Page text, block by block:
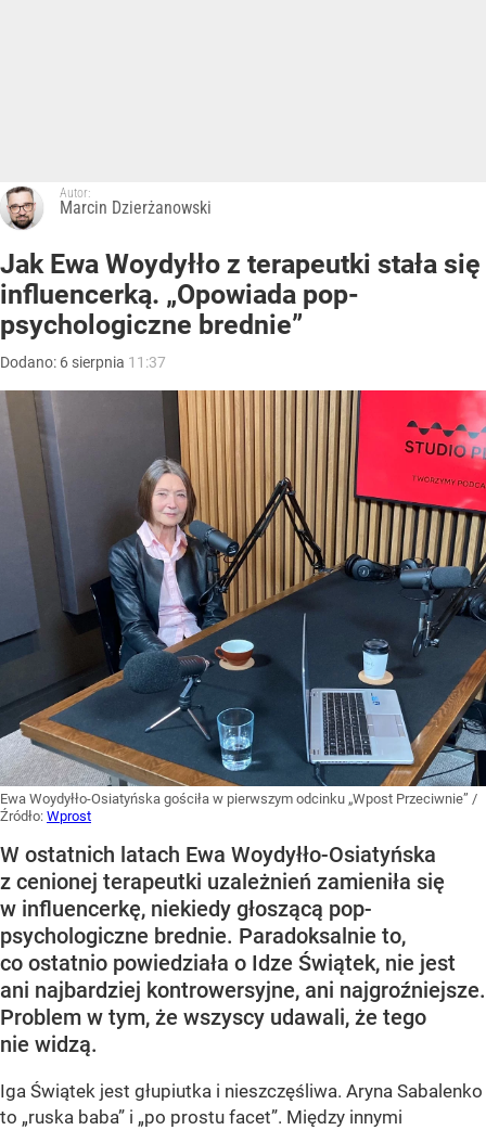
Autor:
Marcin Dzierżanowski
Jak Ewa Woydyłło z terapeutki stała się
influencerką. „Opowiada pop-
psychologiczne brednie”
Dodano: 6 sierpnia 11:37
Ewa Woydyłło-Osiatyńska gościła w pierwszym odcinku „Wpost Przeciwnie” /
Źródło: Wprost
W ostatnich latach Ewa Woydyłło-Osiatyńska
z cenionej terapeutki uzależnień zamieniła się
w influencerkę, niekiedy głoszącą pop-
psychologiczne brednie. Paradoksalnie to,
co ostatnio powiedziała o Idze Świątek, nie jest
ani najbardziej kontrowersyjne, ani najgroźniejsze.
Problem w tym, że wszyscy udawali, że tego
nie widzą.
Iga Świątek jest głupiutka i nieszczęśliwa. Aryna Sabalenko
to „ruska baba” i „po prostu facet”. Między innymi